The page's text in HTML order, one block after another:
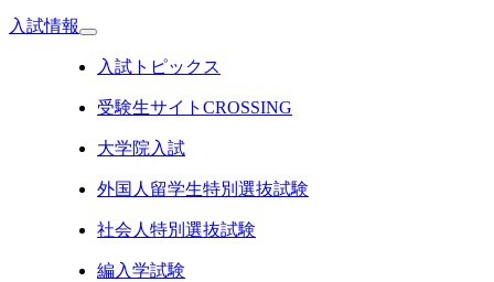
入試情報
入試トピックス
受験生サイトCROSSING
大学院入試
外国人留学生特別選抜試験
社会人特別選抜試験
編入学試験